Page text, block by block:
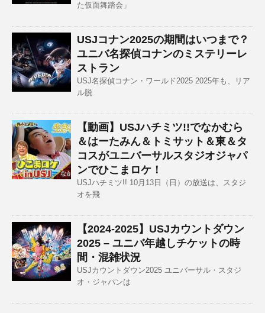
た仮面舞踏会」
USJコナン2025の期間はいつまで？
ユニバ名探偵コナンのミステリーレ
ストラン
USJ名探偵コナン・ワールド2025 2025年も、リア
ル脱
【動画】USJハチミツ!!でなかむら
＆はーたみん＆トミサット＆東＆タ
コスがユニバーサルスタジオジャパ
ンでひこまロケ！
USJハチミツ!! 10月13日（日）の放送は、スタジ
オを飛
【2024-2025】USJカウントダウン
2025 – ユニバ年越しチケットの時
間・混雑状況
USJカウントダウン2025 ユニバーサル・スタジ
オ・ジャパンは